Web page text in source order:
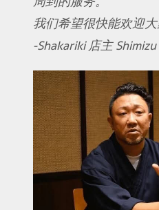
我们希望很快能欢迎大
-Shakariki 店主